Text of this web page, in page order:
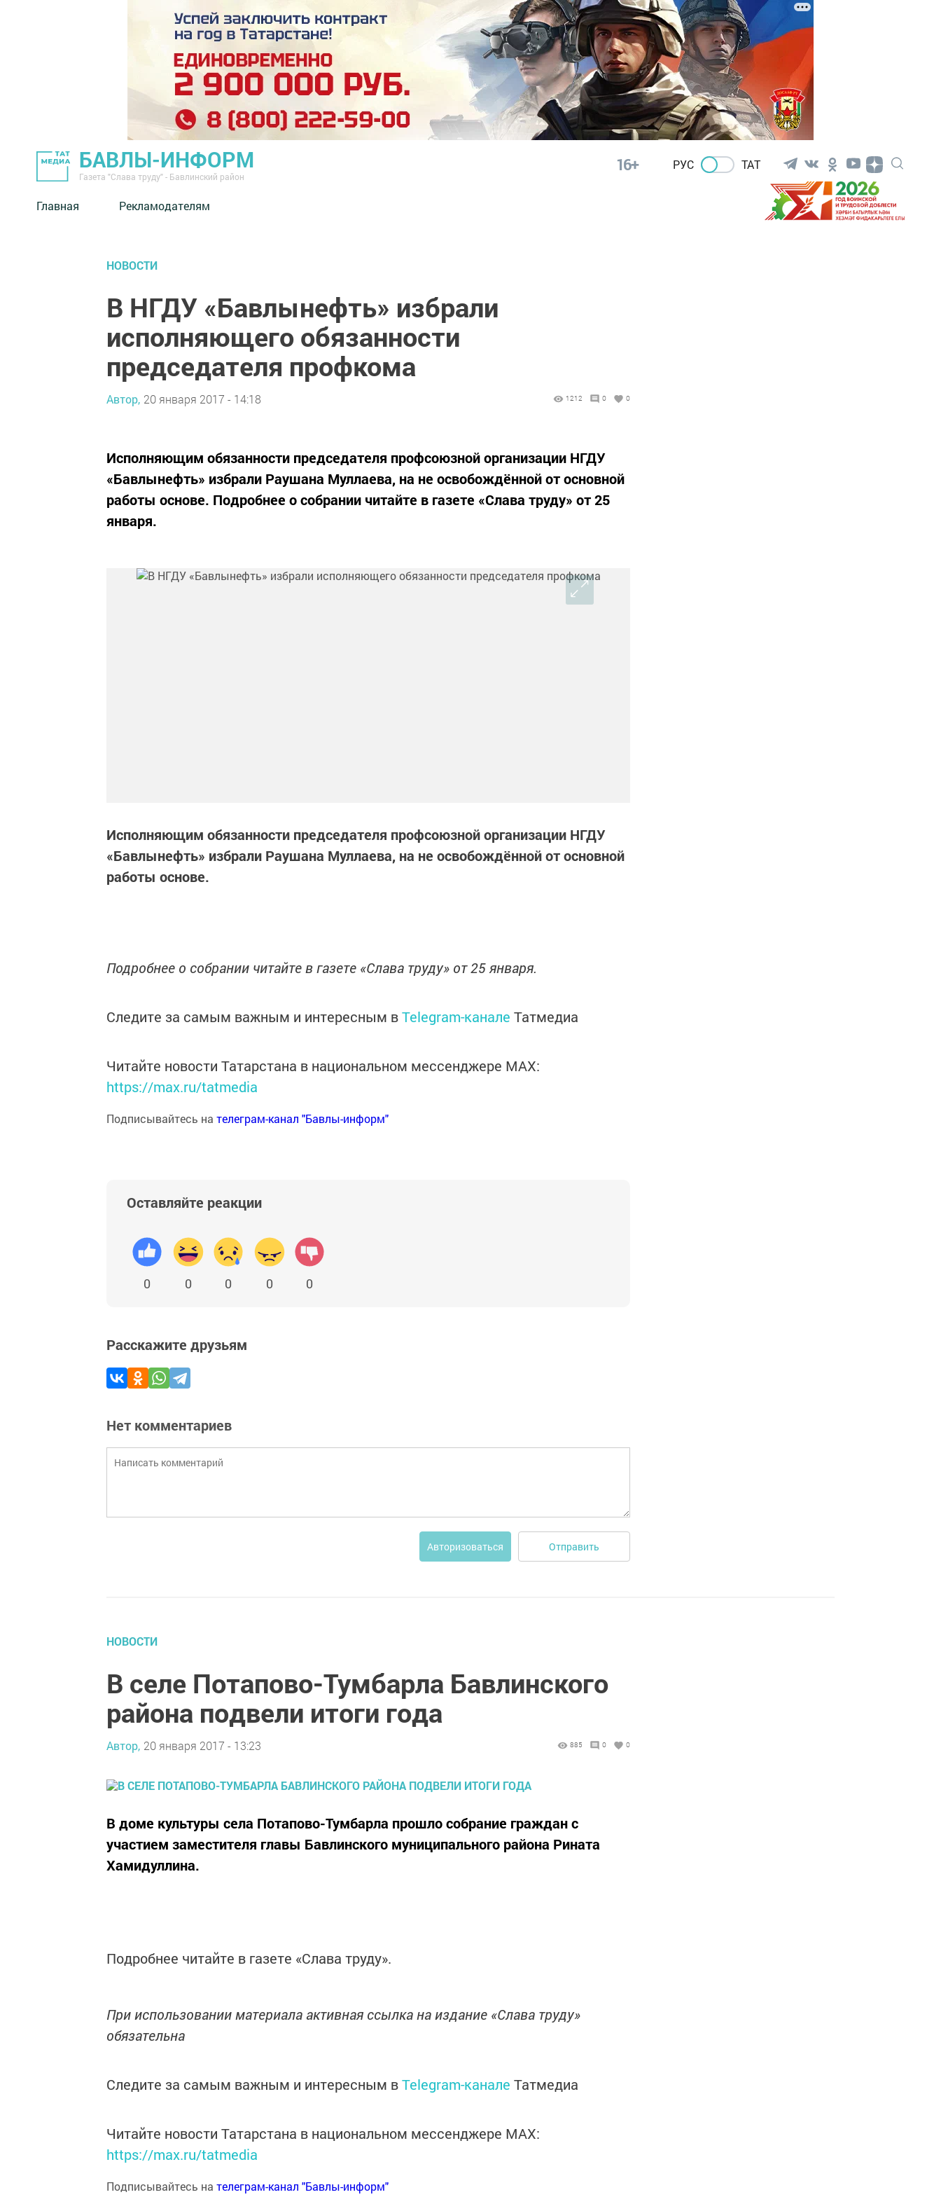
БАВЛЫ-ИНФОРМ
Газета "Слава труду" - Бавлинский район
16+ РУС ТАТ
Главная Рекламодателям
НОВОСТИ
В НГДУ «Бавлынефть» избрали
исполняющего обязанности
председателя профкома
Автор, 20 января 2017 - 14:18 1212 0 0
Исполняющим обязанности председателя профсоюзной организации НГДУ
«Бавлынефть» избрали Раушана Муллаева, на не освобождённой от основной
работы основе. Подробнее о собрании читайте в газете «Слава труду» от 25
января.
Исполняющим обязанности председателя профсоюзной организации НГДУ
«Бавлынефть» избрали Раушана Муллаева, на не освобождённой от основной
работы основе.
Подробнее о собрании читайте в газете «Слава труду» от 25 января.
Следите за самым важным и интересным вTelegram-канале Татмедиа
Читайте новости Татарстана в национальном мессенджере MАХ:
https://max.ru/tatmedia
Подписывайтесь на телеграм-канал "Бавлы-информ"
Оставляйте реакции
0 0 0 0 0
Расскажите друзьям
Нет комментариев
Авторизоваться Отправить
НОВОСТИ
В селе Потапово-Тумбарла Бавлинского
района подвели итоги года
Автор, 20 января 2017 - 13:23 885 0 0
В доме культуры села Потапово-Тумбарла прошло собрание граждан с
участием заместителя главы Бавлинского муниципального района Рината
Хамидуллина.
Подробнее читайте в газете «Слава труду».
При использовании материала активная ссылка на издание «Слава труду»
обязательна
Следите за самым важным и интересным вTelegram-канале Татмедиа
Читайте новости Татарстана в национальном мессенджере MАХ:
https://max.ru/tatmedia
Подписывайтесь на телеграм-канал "Бавлы-информ"